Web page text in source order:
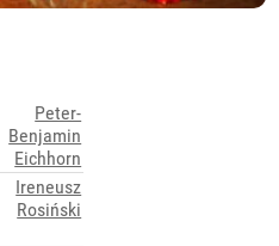
Peter-
Benjamin
Eichhorn
Ireneusz
Rosiński